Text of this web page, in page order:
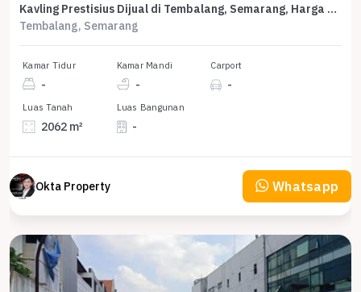
Kavling Prestisius Dijual di Tembalang, Semarang, Harga 24 Miliar
Tembalang, Semarang
Kamar Tidur
-
Kamar Mandi
-
Carport
-
Luas Tanah
2062 m²
Luas Bangunan
-
Okta Property Whatsapp